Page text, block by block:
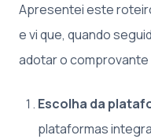
Apresentei este
e vi que, quando
adotar o
Escolha da
plataformas